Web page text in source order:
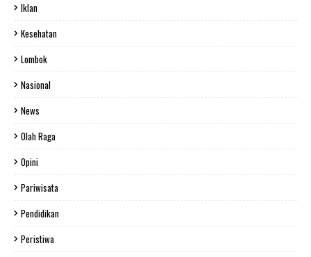
Iklan
Kesehatan
Lombok
Nasional
News
Olah Raga
Opini
Pariwisata
Pendidikan
Peristiwa